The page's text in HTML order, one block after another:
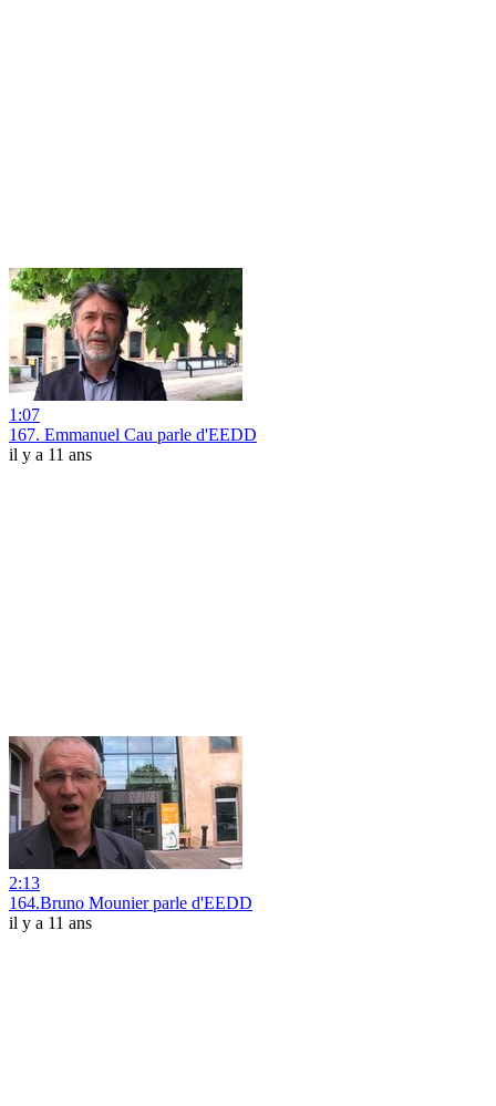
1:07
167. Emmanuel Cau parle d'EEDD
il y a 11 ans
2:13
164.Bruno Mounier parle d'EEDD
il y a 11 ans